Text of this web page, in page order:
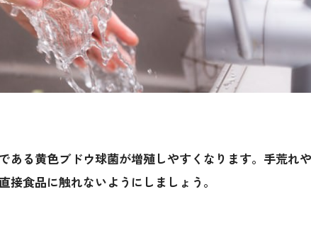
ある黄色ブドウ球菌が増殖しやすくなります。手荒れ
食品に触れないようにしましょう。